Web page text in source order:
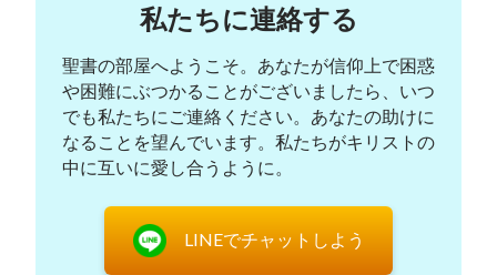
『もしそれが恵みによるとすれば、行いには
みではなくなります』(ロマ11:6)。パウロの言葉は
どんなにはっきりしているのだろう。主の救いは価
なしにわたしたちに与えられました。彼は人の行い
を問題にしません。もし彼が人の行いを問題にすれ
ば、それは主の恵みだと言えるでしょうか。今日、
わたしたちが主の恵みに頼れば、救われ、天の国に
私たちに連絡する
聖書の部屋へようこそ。あなたが信仰上で困惑
や困難にぶつかることがございましたら、いつ
でも私たちにご連絡ください。あなたの助けに
なることを望んでいます。私たちがキリストの
中に互いに愛し合うように。
LINEでチャットしよう